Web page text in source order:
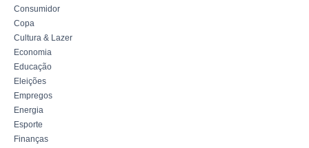
Consumidor
Copa
Cultura & Lazer
Economia
Educação
Eleições
Empregos
Energia
Esporte
Finanças